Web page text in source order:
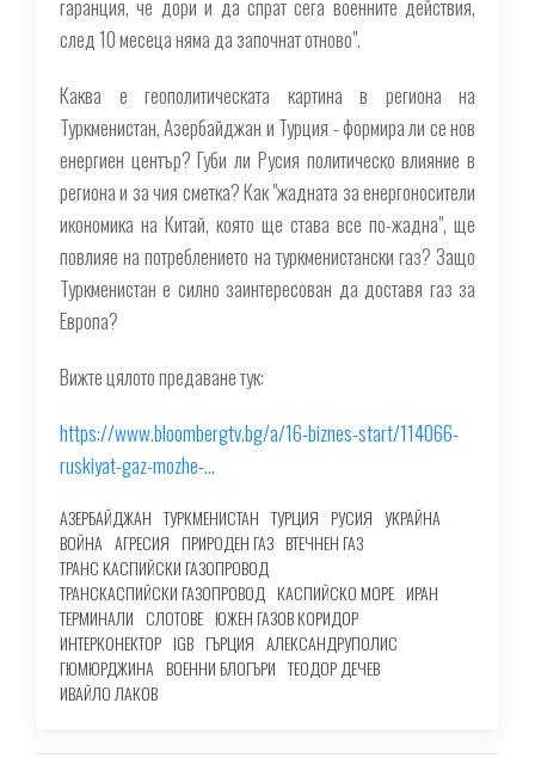
гаранция, че дори и да спрат сега военните действия,
след 10 месеца няма да започнат отново".
Каква е геополитическата картина в региона на
Туркменистан, Азербайджан и Турция - формира ли се нов
енергиен център? Губи ли Русия политическо влияние в
региона и за чия сметка? Как "жадната за енергоносители
икономика на Китай, която ще става все по-жадна", ще
повлияе на потреблението на туркменистански газ? Защо
Туркменистан е силно заинтересован да доставя газ за
Европа?
Вижте цялото предаване тук:
https://www.bloombergtv.bg/a/16-biznes-start/114066-
ruskiyat-gaz-mozhe-…
АЗЕРБАЙДЖАН ТУРКМЕНИСТАН ТУРЦИЯ РУСИЯ УКРАЙНА
ВОЙНА АГРЕСИЯ ПРИРОДЕН ГАЗ ВТЕЧНЕН ГАЗ
ТРАНС КАСПИЙСКИ ГАЗОПРОВОД
ТРАНСКАСПИЙСКИ ГАЗОПРОВОД КАСПИЙСКО МОРЕ ИРАН
ТЕРМИНАЛИ СЛОТОВЕ ЮЖЕН ГАЗОВ КОРИДОР
ИНТЕРКОНЕКТОР IGB ГЪРЦИЯ АЛЕКСАНДРУПОЛИС
ГЮМЮРДЖИНА ВОЕННИ БЛОГЪРИ ТЕОДОР ДЕЧЕВ
ИВАЙЛО ЛАКОВ